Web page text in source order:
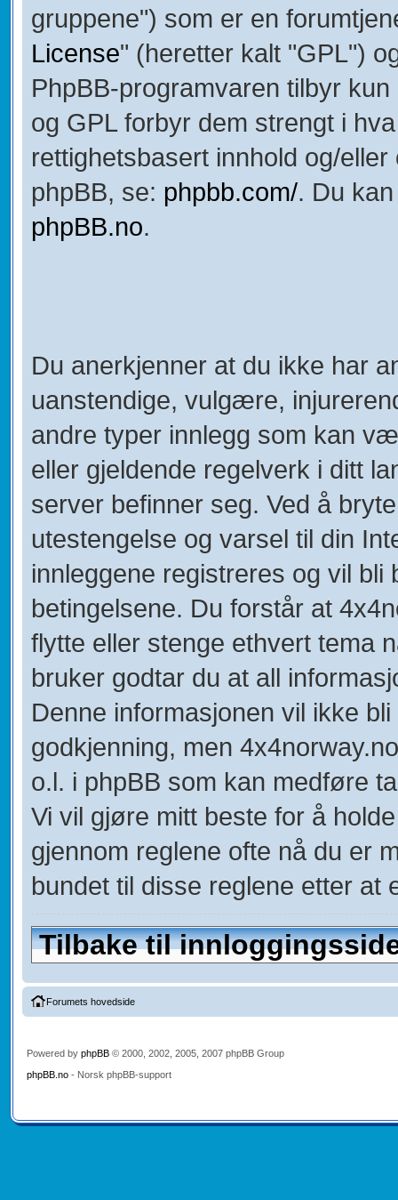
gruppene") som er en
License" (heretter kalt "GPL")
PhpBB-programvaren tilbyr
og GPL forbyr dem strengt i
rettighetsbasert innhold og/
phpBB, se: phpbb.com/. Du
phpBB.no.
Du anerkjenner at du ikke har
uanstendige, vulgære,
andre typer innlegg som kan
eller gjeldende regelverk i ditt
server befinner seg. Ved å
utestengelse og varsel til din
innleggene registreres og vil
betingelsene. Du forstår at
flytte eller stenge ethvert tema
bruker godtar du at all
Denne informasjonen vil ikke
godkjenning, men
o.l. i phpBB som kan medføre
Vi vil gjøre mitt beste for å
gjennom reglene ofte nå du er
bundet til disse reglene etter at
Tilbake til
Forumets hovedside
Powered by phpBB© 2000, 2002, 2005, 2007 phpBB Group
phpBB.no- Norsk phpBB-support